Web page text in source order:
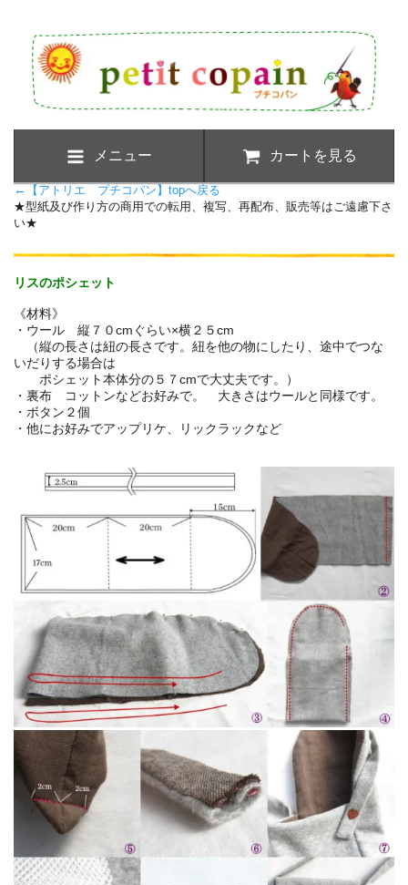
メニュー カートを見る
←
【アトリエ プチコパン】topへ戻る
★型紙及び作り方の商用での転用、複写、再配布、販売等はご遠慮下さ
い★
リスのポシェット
《材料》
・ウール 縦７０cmぐらい×横２５cm
（縦の長さは紐の長さです。紐を他の物にしたり、途中でつな
いだりする場合は
ポシェット本体分の５７cmで大丈夫です。）
・裏布 コットンなどお好みで。 大きさはウールと同様です。
・ボタン２個
・他にお好みでアップリケ、リックラックなど